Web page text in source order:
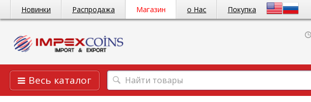
Новинки Распродажа Магазин о Нас Покупка
Весь каталог